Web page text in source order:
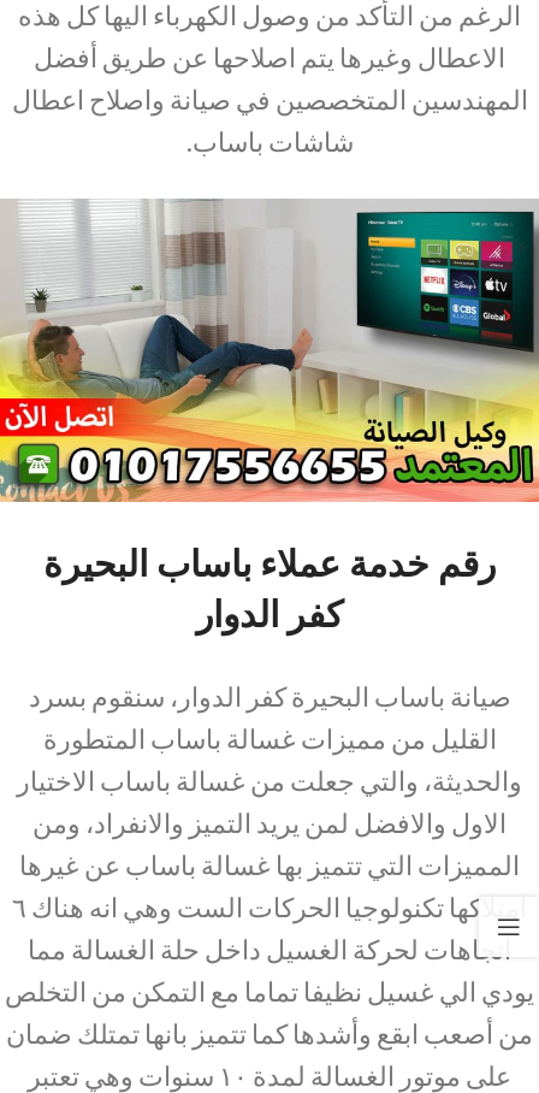
الرغم من التأكد من وصول الكهرباء اليها كل هذه
الاعطال وغيرها يتم اصلاحها عن طريق أفضل
المهندسين المتخصصين في صيانة واصلاح اعطال
شاشات باساب.
رقم خدمة عملاء باساب البحيرة
كفر الدوار
صيانة باساب البحيرة كفر الدوار، سنقوم بسرد
القليل من مميزات غسالة باساب المتطورة
والحديثة، والتي جعلت من غسالة باساب الاختيار
الاول والافضل لمن يريد التميز والانفراد، ومن
المميزات التي تتميز بها غسالة باساب عن غيرها
امتلاكها تكنولوجيا الحركات الست وهي انه هناك ٦
اتجاهات لحركة الغسيل داخل حلة الغسالة مما
يودي الي غسيل نظيفا تماما مع التمكن من التخلص
من أصعب ابقع وأشدها كما تتميز بانها تمتلك ضمان
على موتور الغسالة لمدة ١٠ سنوات وهي تعتبر